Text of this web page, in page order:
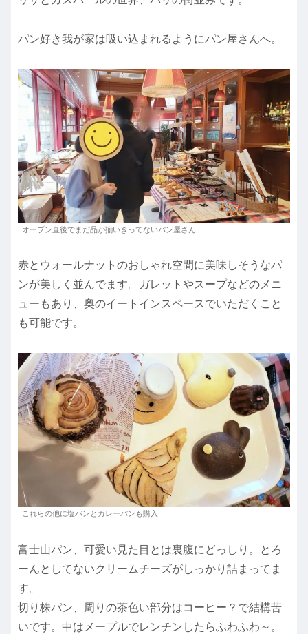
パン好き我が家は吸い込まれるようにパン屋さんへ。
オープン直後でまだ品が揃いきってないパン屋さん
赤とウォールナットのおしゃれ空間に美味しそうなパ
ンが美しく並んでます。ガレットやスープなどのメニ
ューもあり、奥のイートインスペースでいただくこと
も可能です。
これらの他に塩パンとカレーパンも購入
富士山パン、可愛い見た目とは裏腹にどっしり。とろ
ーんとしてないクリームチーズがしっかり詰まってま
す。
切り株パン、周りの茶色い部分はコーヒー？で結構苦
いです。中はメープルでレンチンしたらふわふわ～。